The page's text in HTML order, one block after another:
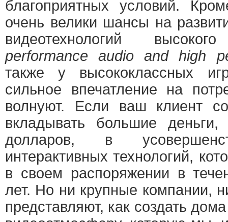
благоприятных условий.
очень велики шансы на
видеотехнологий
performance audio and high
также у высококлассных
сильное впечатление на
волнуют. Если ваш клиент
вкладывать большие
долларов, в
интерактивных технологий,
в своем распоряжении в
лет. Но ни крупные компании,
представляют, как создать